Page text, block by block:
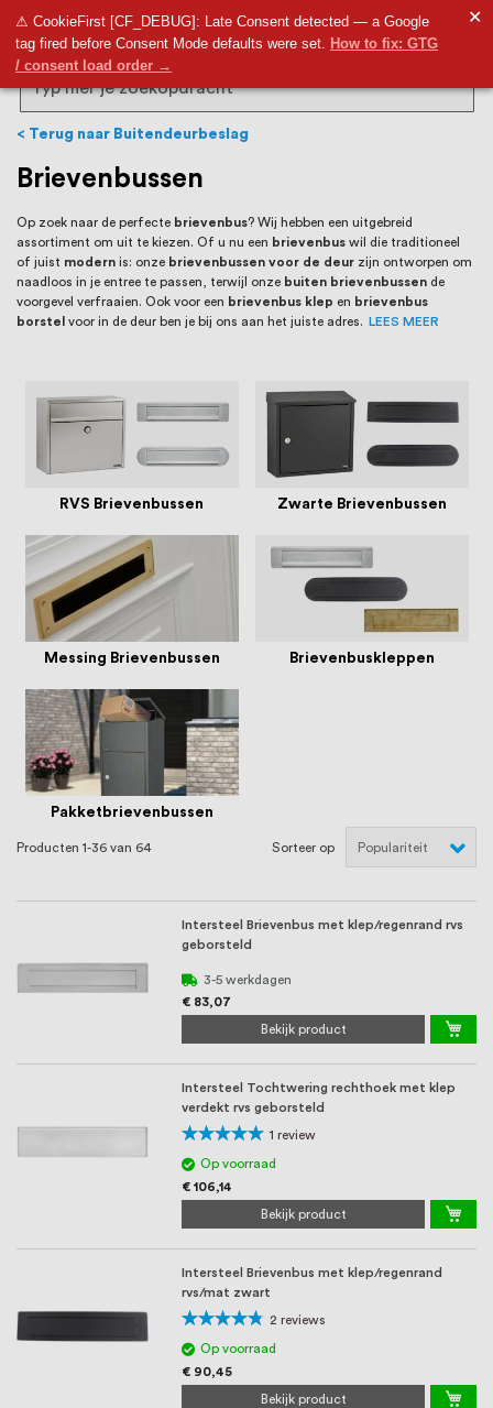
9,5
⚠ CookieFirst [CF_DEBUG]: Late Consent detected — a Google
tag fired before Consent Mode defaults were set. How to fix: GTG
/ consent load order →
✕
RVS Land is een écht familiebedrijf met
bijna 20 jaar ervaring in RVS producten
voor binnen- en buitenhuis, waaronder
trapleuningen, deurbeslag,
ventilatieroosters en bouwbeslag. In onze
webshop vind je het grootste assortiment
van Nederland en België, met meer dan
100.000 hoogwaardige RVS artikelen
direct uit voorraad leverbaar. Wij hebben
RVS op maat produceren, geheel volgens
jouw specifieke wensen. Al sinds onze
oprichting staat persoonlijke service bij
ons voorop, want we geloven dat een
goede relatie met onze klanten het
verschil maakt.
Search
Terug naar Buitendeurbeslag
Brievenbussen
Op zoek naar de perfecte brievenbus? Wij hebben een uitgebreid
assortiment om uit te kiezen. Of u nu een brievenbus wil die traditioneel
of juist modern is: onze brievenbussen voor de deur zijn ontworpen om
naadloos in je entree te passen, terwijl onze buiten brievenbussen de
voorgevel verfraaien. Ook voor een brievenbus klep en brievenbus
borstel voor in de deur ben je bij ons aan het juiste adres. LEES MEER
RVS Brievenbussen Zwarte Brievenbussen
Messing Brievenbussen Brievenbuskleppen
Pakketbrievenbussen
Producten 1-36 van 64 Sorteer op
Intersteel Brievenbus met klep/regenrand rvs
geborsteld
3-5 werkdagen
€ 83,07
Bekijk product
Intersteel Tochtwering rechthoek met klep
verdekt rvs geborsteld
Waardering:
100%
1 review
Op voorraad
€ 106,14
Bekijk product
Intersteel Brievenbus met klep/regenrand
rvs/mat zwart
Waardering:
90%
2 reviews
Op voorraad
€ 90,45
Bekijk product